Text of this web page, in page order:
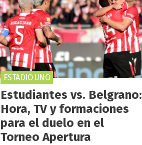
Estudiantes vs. Belgrano:
Hora, TV y formaciones
para el duelo en el
Torneo Apertura
ESTADIO UNO